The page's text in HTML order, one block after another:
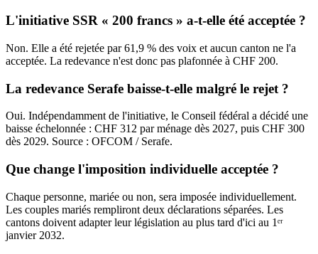
L'initiative SSR « 200 francs » a-t-elle été acceptée ?
Non. Elle a été rejetée par 61,9 % des voix et aucun canton ne l'a
acceptée. La redevance n'est donc pas plafonnée à CHF 200.
La redevance Serafe baisse-t-elle malgré le rejet ?
Oui. Indépendamment de l'initiative, le Conseil fédéral a décidé une
baisse échelonnée : CHF 312 par ménage dès 2027, puis CHF 300
dès 2029. Source : OFCOM / Serafe.
Que change l'imposition individuelle acceptée ?
Chaque personne, mariée ou non, sera imposée individuellement.
Les couples mariés rempliront deux déclarations séparées. Les
cantons doivent adapter leur législation au plus tard d'ici au 1ᵉʳ
janvier 2032.